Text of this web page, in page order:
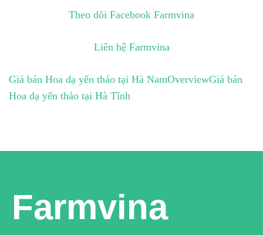
Theo dõi Facebook Farmvina
Liên hệ Farmvina
Giá bán Hoa dạ yến thảo tại Hà NamOverviewGiá bán
Hoa dạ yến thảo tại Hà Tĩnh
Farmvina